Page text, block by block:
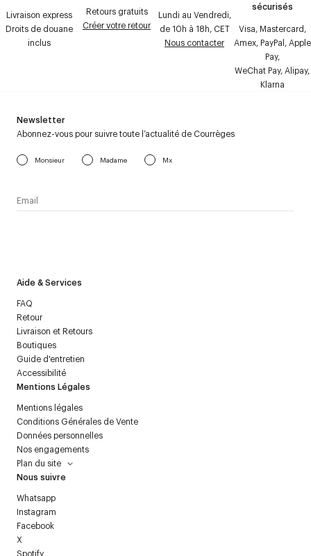
Livraison express
Droits de douane
inclus
Retours gratuits
Créer votre retour
Lundi au Vendredi,
de 10h à 18h, CET
Nous contacter
sécurisés
Visa, Mastercard,
Amex, PayPal, Apple
Pay,
WeChat Pay, Alipay,
Klarna
Aide & Services
FAQ
Retour
Livraison et Retours
Boutiques
Guide d'entretien
Accessibilité
Mentions Légales
Mentions légales
Conditions Générales de Vente
Données personnelles
Nos engagements
Plan du site
Nous suivre
Whatsapp
Instagram
Facebook
X
Spotify
Newsletter
Abonnez-vous pour suivre toute l’actualité de Courrèges
Monsieur Madame Mx